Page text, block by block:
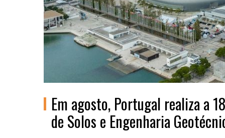
Em agosto, Portugal realiza a
de Solos e Engenharia